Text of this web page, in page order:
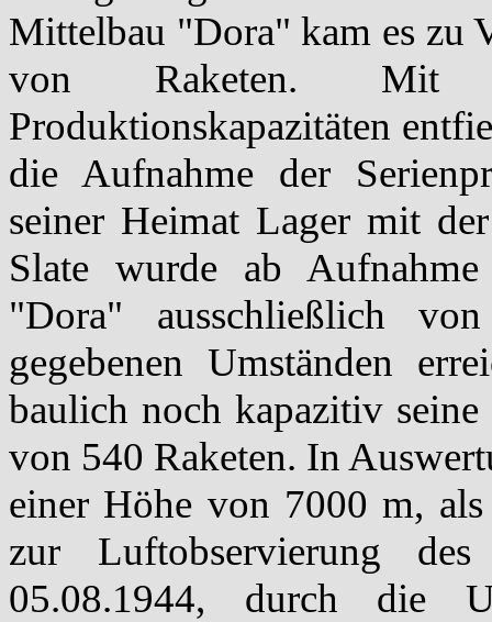
Mittelbau "Dora" kam es zu
von Raketen. Mit
Produktionskapazitäten
die Aufnahme der
seiner Heimat Lager mit
Slate wurde ab
"Dora" ausschließlich
gegebenen Umständen
baulich noch kapazitiv
von 540 Raketen. In
einer Höhe von 7000 m,
zur Luftobservierung
05.08.1944, durch die